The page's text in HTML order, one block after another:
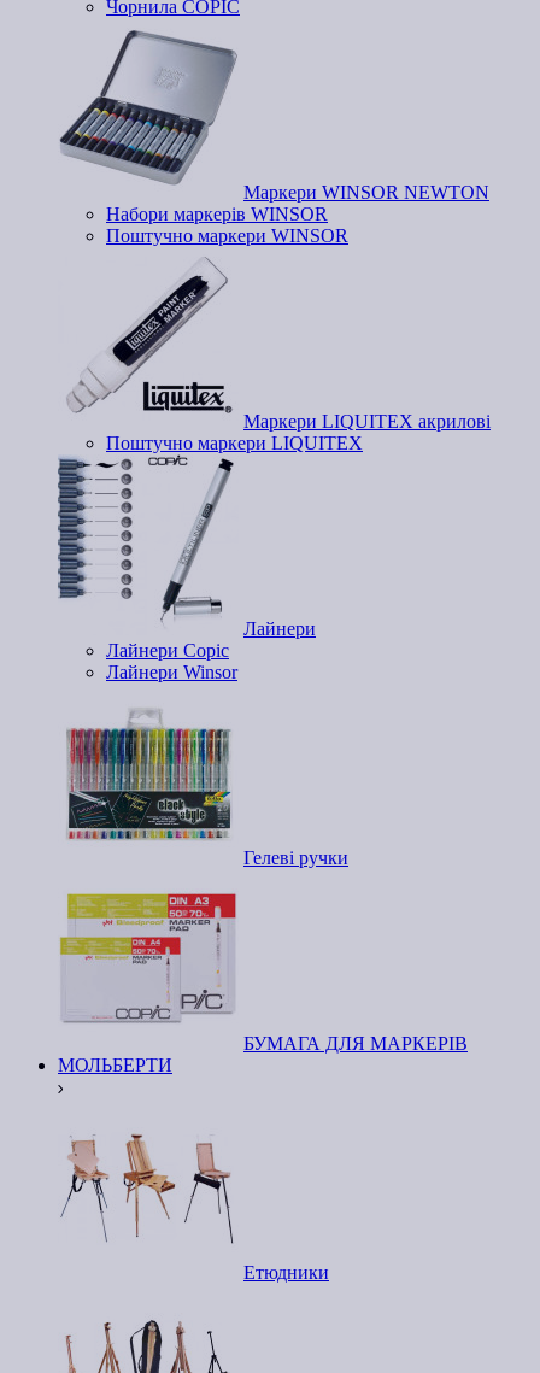
Чорнила COPIC
Маркери WINSOR NEWTON
Набори маркерів WINSOR
Поштучно маркери WINSOR
Маркери LIQUITEX акрилові
Поштучно маркери LIQUITEX
Лайнери
Лайнери Copic
Лайнери Winsor
Гелеві ручки
БУМАГА ДЛЯ МАРКЕРІВ
МОЛЬБЕРТИ
Етюдники